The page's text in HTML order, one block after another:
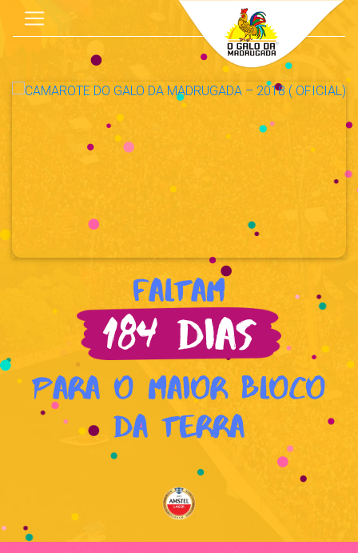
Faltam
184 dias
Para o Maior Bloco
da Terra